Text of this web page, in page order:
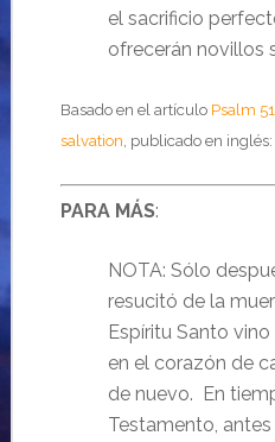
el sacrificio
ofrecerán novillos
Basado en el artículo Psalm
salvation , publicado en
PARA MÁS:
NOTA: Sólo
resucitó de la
Espíritu Santo
en el corazón de
de nuevo. En
Testamento,